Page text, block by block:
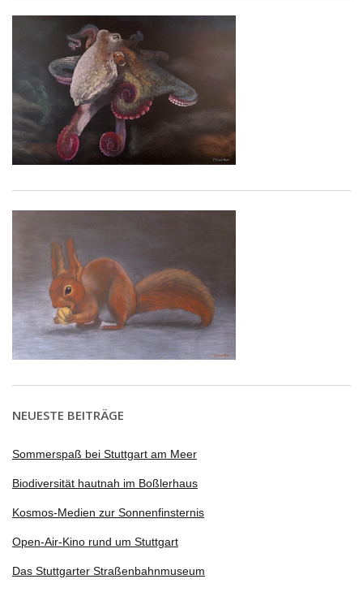
NEUESTE BEITRÄGE
Sommerspaß bei Stuttgart am Meer
Biodiversität hautnah im Boßlerhaus
Kosmos-Medien zur Sonnenfinsternis
Open-Air-Kino rund um Stuttgart
Das Stuttgarter Straßenbahnmuseum